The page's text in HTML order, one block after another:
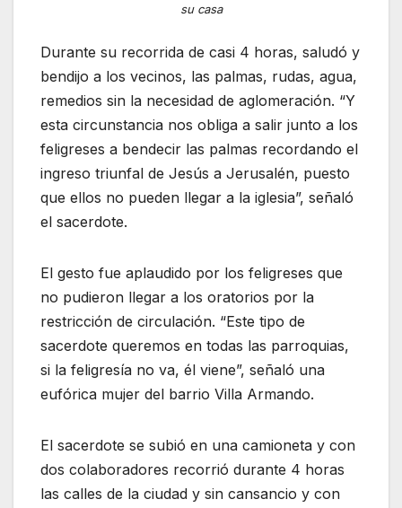
su casa
Durante su recorrida de casi 4 horas, saludó y
bendijo a los vecinos, las palmas, rudas, agua,
remedios sin la necesidad de aglomeración. “Y
esta circunstancia nos obliga a salir junto a los
feligreses a bendecir las palmas recordando el
ingreso triunfal de Jesús a Jerusalén, puesto
que ellos no pueden llegar a la iglesia”, señaló
el sacerdote.
El gesto fue aplaudido por los feligreses que
no pudieron llegar a los oratorios por la
restricción de circulación. “Este tipo de
sacerdote queremos en todas las parroquias,
si la feligresía no va, él viene”, señaló una
eufórica mujer del barrio Villa Armando.
El sacerdote se subió en una camioneta y con
dos colaboradores recorrió durante 4 horas
las calles de la ciudad y sin cansancio y con